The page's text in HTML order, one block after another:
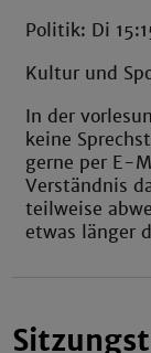
Politik: Di
Kultur und
In der
keine
gerne per E-
Verständnis
teilweise
etwas länger